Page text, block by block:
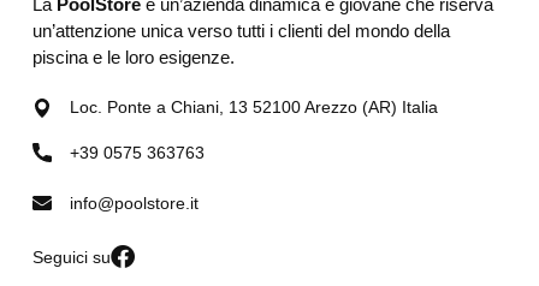
La PoolStoreè un’azienda dinamica e giovane che riserva
un’attenzione unica verso tutti i clienti del mondo della
piscina e le loro esigenze.
Loc. Ponte a Chiani, 13 52100 Arezzo (AR) Italia
+39 0575 363763
info@poolstore.it
Seguici su